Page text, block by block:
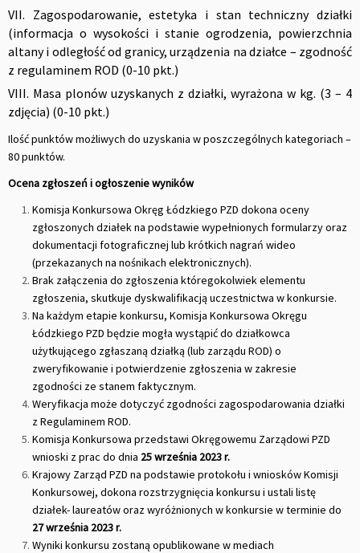
VII. Zagospodarowanie, estetyka i stan techniczny działki
(informacja o wysokości i stanie ogrodzenia, powierzchnia
altany i odległość od granicy, urządzenia na działce – zgodność
z regulaminem ROD (0-10 pkt.)
VIII. Masa plonów uzyskanych z działki, wyrażona w kg. (3 – 4
zdjęcia) (0-10 pkt.)
Ilość punktów możliwych do uzyskania w poszczególnych kategoriach –
80 punktów.
Ocena zgłoszeń i ogłoszenie wyników
Komisja Konkursowa Okręg Łódzkiego PZD dokona oceny
zgłoszonych działek na podstawie wypełnionych formularzy oraz
dokumentacji fotograficznej lub krótkich nagrań wideo
(przekazanych na nośnikach elektronicznych).
Brak załączenia do zgłoszenia któregokolwiek elementu
zgłoszenia, skutkuje dyskwalifikacją uczestnictwa w konkursie.
Na każdym etapie konkursu, Komisja Konkursowa Okręgu
Łódzkiego PZD będzie mogła wystąpić do działkowca
użytkującego zgłaszaną działką (lub zarządu ROD) o
zweryfikowanie i potwierdzenie zgłoszenia w zakresie
zgodności ze stanem faktycznym.
Weryfikacja może dotyczyć zgodności zagospodarowania działki
z Regulaminem ROD.
Komisja Konkursowa przedstawi Okręgowemu Zarządowi PZD
wnioski z prac do dnia 25 września 2023 r.
Krajowy Zarząd PZD na podstawie protokołu i wniosków Komisji
Konkursowej, dokona rozstrzygnięcia konkursu i ustali listę
działek- laureatów oraz wyróżnionych w konkursie w terminie do
27 września 2023 r.
Wyniki konkursu zostaną opublikowane w mediach